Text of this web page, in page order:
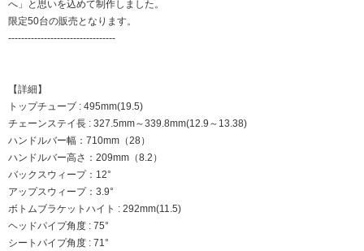
へ」と思いを込めて制作しました。
限定50台の販売となります。
---------------------------------
【詳細】
トップチューブ : 495mm(19.5)
チェーンステイ長 : 327.5mm～339.8mm(12.9～13.38)
ハンドルバー幅：710mm（28）
ハンドルバー高さ：209mm（8.2）
バックスウィープ：12°
アップスウィープ：3.9°
ボトムブラケットハイト : 292mm(11.5)
ヘッドパイプ角度 : 75°
シートパイプ角度 : 71°